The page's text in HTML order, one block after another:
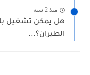
منذ 2 سنة
هل يمكن تشغيل
الطيران؟...